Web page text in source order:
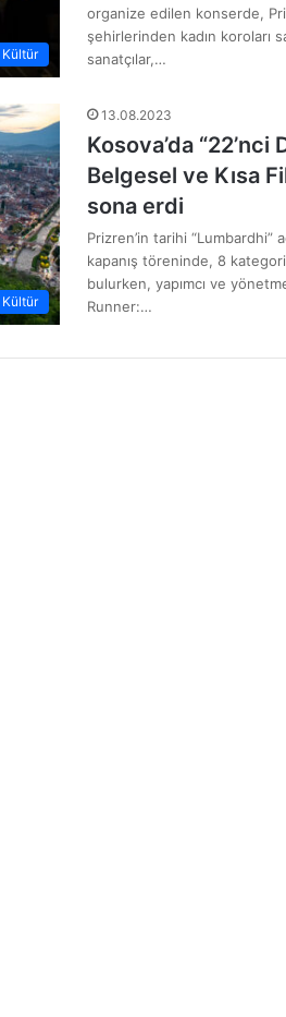
Kültür
organize edilen konserde,
şehirlerinden kadın koroları
sanatçılar,…
Kültür
13.08.2023
Kosova’da “22’nci
Belgesel ve Kısa
sona erdi
Prizren’in tarihi “Lumbardhi”
kapanış töreninde, 8
bulurken, yapımcı ve
Runner:…